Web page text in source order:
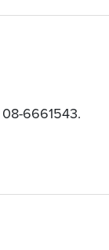
6661543.